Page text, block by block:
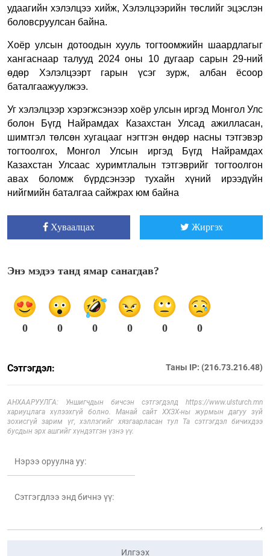
удаагийн хэлэлцээ хийж, Хэлэлцээрийн төслийг эцэслэн
боловсруулсан байна.
Хоёр улсын дотоодын хууль тогтоомжийн шаардлагыг
хангаснаар талууд 2024 оны 10 дугаар сарын 29-ний
өдөр Хэлэлцээрт гарын үсэг зурж, албан ёсоор
баталгаажуулжээ.
Уг хэлэлцээр хэрэгжсэнээр хоёр улсын иргэд Монгол Улс
болон
Бүгд Найрамдах Казахстан Улсад ажилласан,
шимтгэл төлсөн хугацааг нэгтгэн өндөр насны тэтгэвэр
тогтоолгох, Монгол Улсын иргэд
Бүгд Найрамдах
Казахстан Улсаас хуримтлалын тэтгэврийг тогтоолгон
авах боломж бүрдсэнээр тухайн хүний ирээдүйн
нийгмийн баталгаа сайжрах юм байна
Хуваалцах Жиргэх
Энэ мэдээ танд ямар санагдав?
0 0 0 0 0 0
Сэтгэгдэл: Таны IP: (216.73.216.48)
АНХААРУУЛГА: Уншигчдын бичсэн сэтгэгдэлд https://www.ulsturch.mn
хариуцлага хүлээхгүй болно. Манай сайт ХХЗХ-ны журмын дагуу зүй
зохисгүй зарим үг, хэллэгийг хязгаарласан тул Та сэтгэгдэл бичихдээ
бусдын эрх ашгийг хүндэтгэн үзнэ үү.
Илгээх